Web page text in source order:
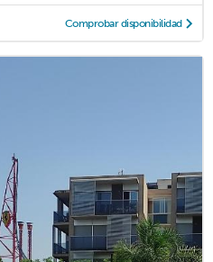
Comprobar disponibilidad